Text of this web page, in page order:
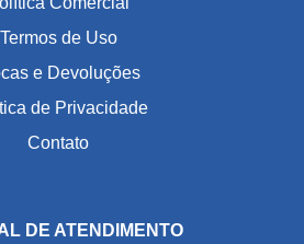
Termos de Uso
e Devoluções
de Privacidade
Contato
DE ATENDIMENTO